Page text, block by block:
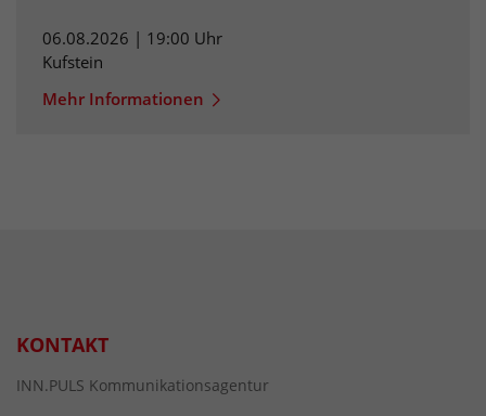
06.08.2026 | 19:00 Uhr
Kufstein
Mehr Informationen
KONTAKT
INN.PULS Kommunikationsagentur